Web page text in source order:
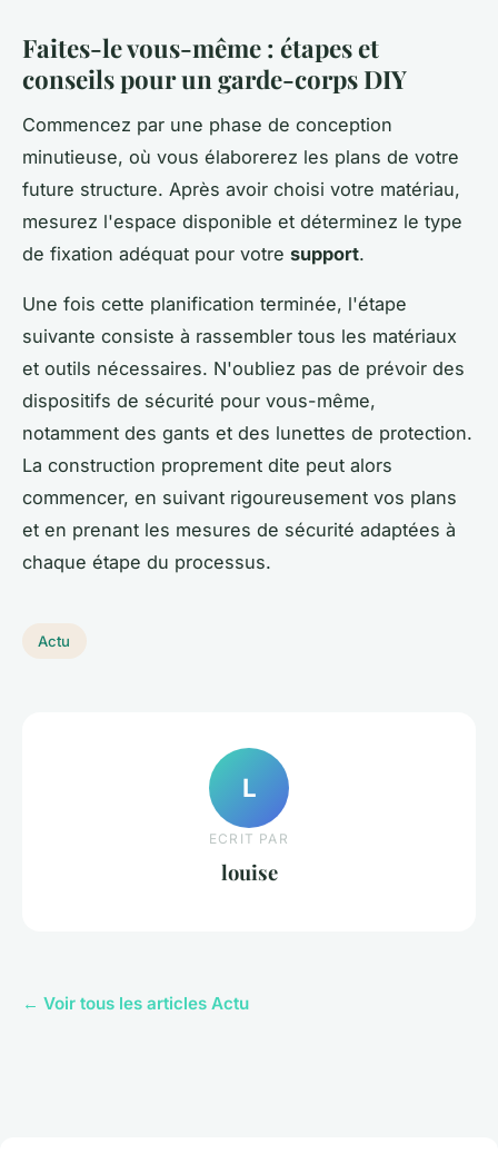
Faites-le vous-même : étapes et
conseils pour un garde-corps DIY
Commencez par une phase de conception
minutieuse, où vous élaborerez les plans de votre
future structure. Après avoir choisi votre matériau,
mesurez l'espace disponible et déterminez le type
de fixation adéquat pour votre support.
Une fois cette planification terminée, l'étape
suivante consiste à rassembler tous les matériaux
et outils nécessaires. N'oubliez pas de prévoir des
dispositifs de sécurité pour vous-même,
notamment des gants et des lunettes de protection.
La construction proprement dite peut alors
commencer, en suivant rigoureusement vos plans
et en prenant les mesures de sécurité adaptées à
chaque étape du processus.
Actu
L
ECRIT PAR
louise
← Voir tous les articles Actu